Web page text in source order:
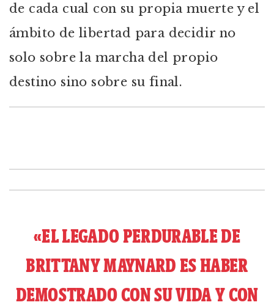
de cada cual con su propia muerte y el
ámbito de libertad para decidir no
solo sobre la marcha del propio
destino sino sobre su final.
«EL LEGADO PERDURABLE DE
BRITTANY MAYNARD ES HABER
DEMOSTRADO CON SU VIDA Y CON